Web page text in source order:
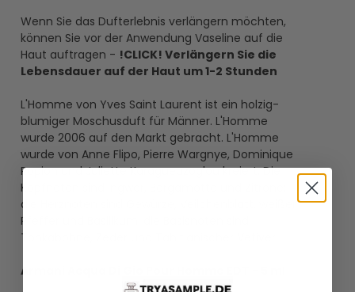
Wenn Sie das Dufterlebnis verlängern möchten,
können Sie vor der Anwendung Vaseline auf die
Haut auftragen - !CLICK! Verlängern Sie die
Lebensdauer auf der Haut um 1-2 Stunden
L'Homme von Yves Saint Laurent ist ein holzig-
blumiger Moschusduft für Männer. L'Homme
wurde 2006 auf den Markt gebracht. L'Homme
wurde von Anne Flipo, Pierre Wargnye, Dominique
Ropion und Juliette Karagueuzoglou kreiert. Die
Kopfnoten sind Ingwer, Bergamotte und Zitrone;
die Herznoten sind Gewürze, Veilchenblatt, weißer
Pfeffer und Basilikum; die Basisnoten sind
Tonkabohne, Zeder und Tahitianischer Vetiver.
Armani Acqua Di Gio Pour Homme EDT - 5 ml